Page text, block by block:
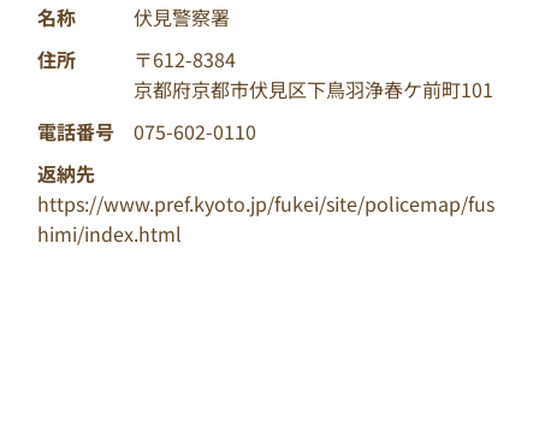
名称
伏見警察署
住所
〒612-8384
京都府京都市伏見区下鳥羽浄春ケ前町101
電話番号
075-602-0110
返納先
https://www.pref.kyoto.jp/fukei/site/policemap/fus
himi/index.html